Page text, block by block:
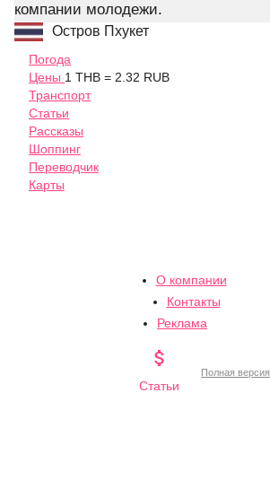
компании молодежи.
Остров Пхукет
Погода
Цены 1 THB = 2.32 RUB
Транспорт
Статьи
Рассказы
Шоппинг
Переводчик
Карты
О компании
Контакты
Реклама

Статьи
Полная версия